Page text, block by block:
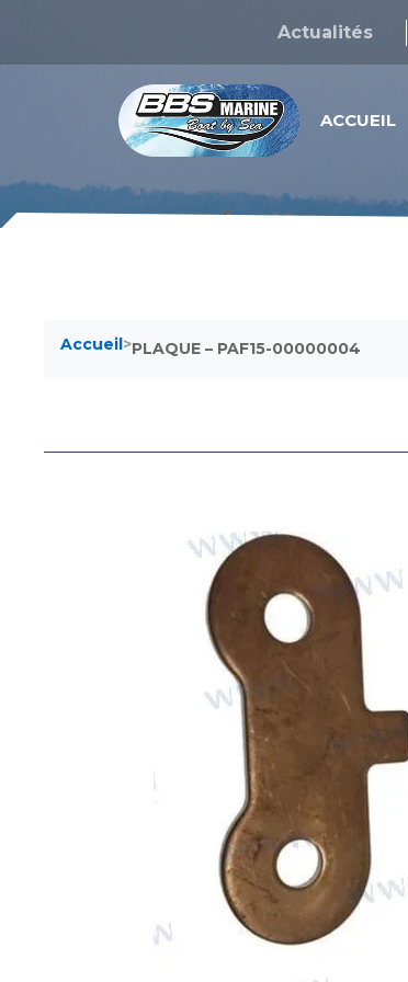
Actualités
ACCUEIL
Accueil>PLAQUE – PAF15-00000004